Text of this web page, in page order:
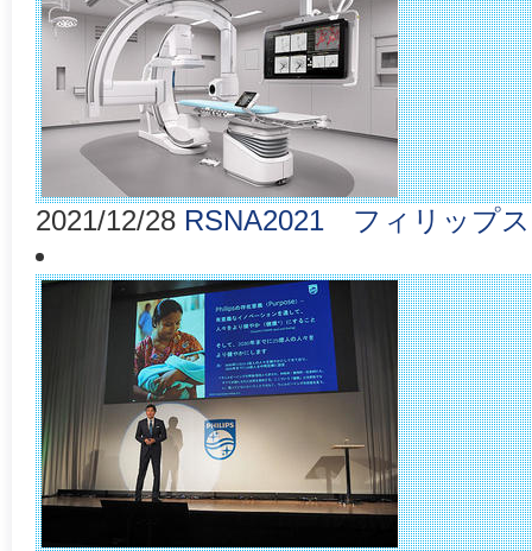
2021/12/28 RSNA2021 フィリップ